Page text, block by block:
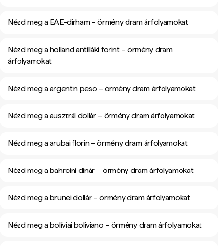
Nézd meg a EAE-dirham – örmény dram árfolyamokat
Nézd meg a holland antilláki forint – örmény dram
árfolyamokat
Nézd meg a argentin peso – örmény dram árfolyamokat
Nézd meg a ausztrál dollár – örmény dram árfolyamokat
Nézd meg a arubai florin – örmény dram árfolyamokat
Nézd meg a bahreini dinár – örmény dram árfolyamokat
Nézd meg a brunei dollár – örmény dram árfolyamokat
Nézd meg a bolíviai boliviano – örmény dram árfolyamokat